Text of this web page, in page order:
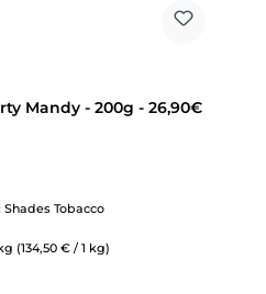
Mandy - 200g - 26,90€
Shades Tobacco
(134,50 € / 1 kg)